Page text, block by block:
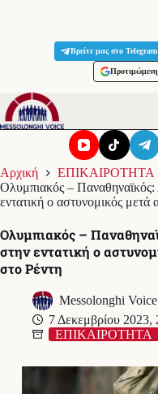
Βρείτε μας στο
Αρχική
ΕΠΙΚΑΙΡΟΤΗΤΑ
Ολυμπιακός –
εντατική ο αστυνομικός μετά
Ολυμπιακός –
στην εντατική ο
στο Ρέντη
Messolonghi Voice
7 Δεκεμβρίου 2023,
ΕΠΙΚΑΙΡΟΤΗΤΑ